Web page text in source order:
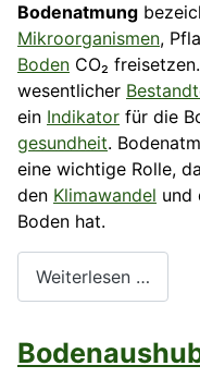
Bodenatmung
Mikroorganismen,
Boden CO₂
wesentlicher
ein Indikator für die
gesundheit.
eine wichtige Rolle,
den Klimawandel und
Boden hat.
Weiterlesen …